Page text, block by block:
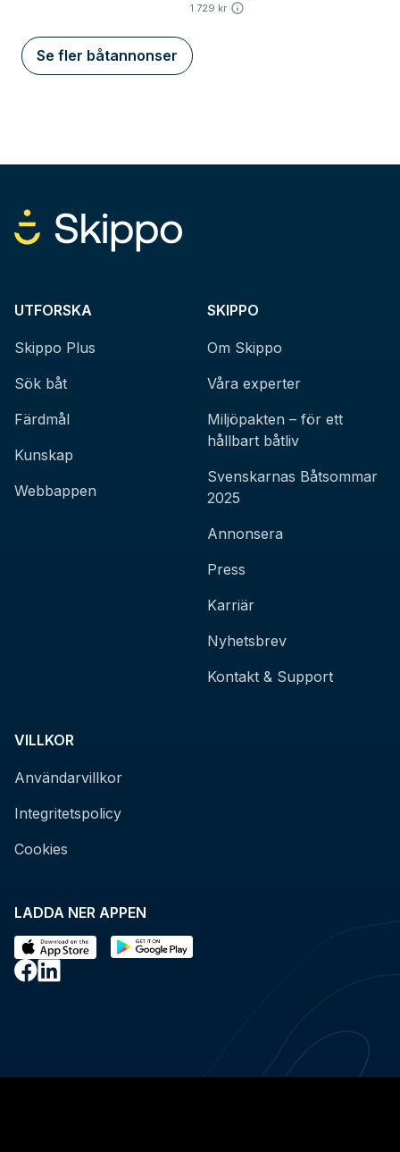
1 729 kr
Se fler båtannonser
LADDA NER APPEN
UTFORSKA
Skippo Plus
Sök båt
Färdmål
Kunskap
Webbappen
SKIPPO
Om Skippo
Våra experter
Miljöpakten – för ett
hållbart båtliv
Svenskarnas Båtsommar
2025
Annonsera
Press
Karriär
Nyhetsbrev
Kontakt & Support
VILLKOR
Användarvillkor
Integritetspolicy
Cookies